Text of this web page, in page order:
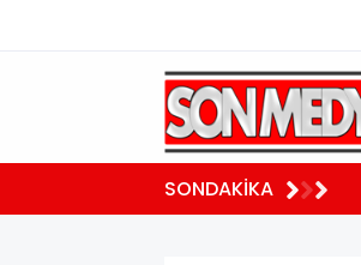
SONDAKİKA